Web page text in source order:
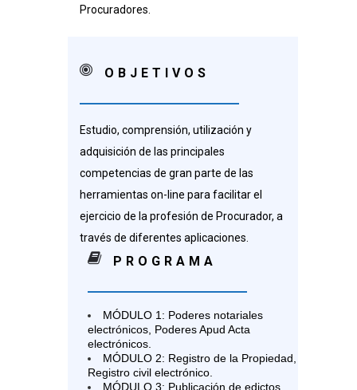
Procuradores.
OBJETIVOS
Estudio, comprensión, utilización y
adquisición de las principales
competencias de gran parte de las
herramientas on-line para facilitar el
ejercicio de la profesión de Procurador, a
través de diferentes aplicaciones.
PROGRAMA
MÓDULO 1: Poderes notariales
electrónicos, Poderes Apud Acta
electrónicos.
MÓDULO 2: Registro de la Propiedad,
Registro civil electrónico.
MÓDULO 3: Publicación de edictos